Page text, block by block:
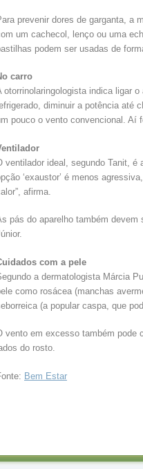
prevenir dores de garganta, a
um cachecol, lenço ou uma
podem ser usadas de
carro
otorrinolaringologista indica ligar
diminuir a potência até
pouco o vento convencional. Aí
ventilador ideal, segundo Tanit, é
‘exaustor’ é menos
afirma.
pás do aparelho também
com a pele
a dermatologista Márcia
como rosácea (manchas
(a popular caspa, que
vento em excesso também pode
do rosto.
Bem Estar